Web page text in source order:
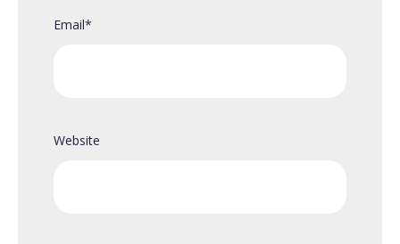
Email*
Website